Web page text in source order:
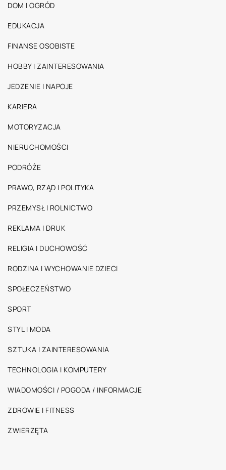
DOM I OGRÓD
EDUKACJA
FINANSE OSOBISTE
HOBBY I ZAINTERESOWANIA
JEDZENIE I NAPOJE
KARIERA
MOTORYZACJA
NIERUCHOMOŚCI
PODRÓŻE
PRAWO, RZĄD I POLITYKA
PRZEMYSŁ I ROLNICTWO
REKLAMA I DRUK
RELIGIA I DUCHOWOŚĆ
RODZINA I WYCHOWANIE DZIECI
SPOŁECZEŃSTWO
SPORT
STYL I MODA
SZTUKA I ZAINTERESOWANIA
TECHNOLOGIA I KOMPUTERY
WIADOMOŚCI / POGODA / INFORMACJE
ZDROWIE I FITNESS
ZWIERZĘTA